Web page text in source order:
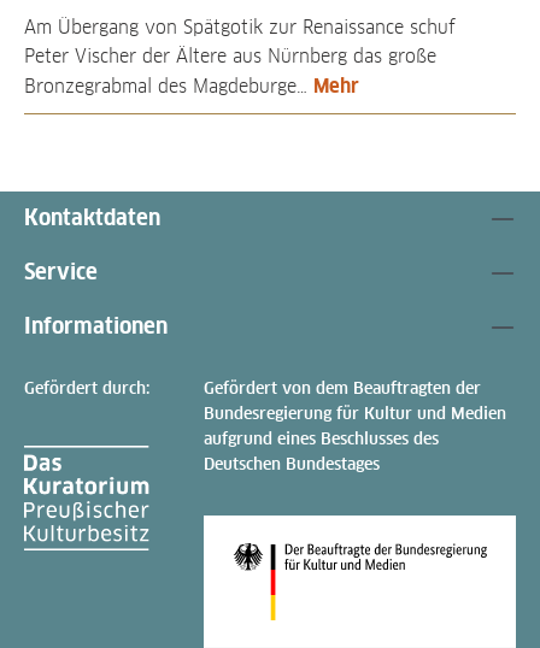
Am Übergang von Spätgotik zur Renaissance schuf
Peter Vischer der Ältere aus Nürnberg das große
Bronzegrabmal des Magdeburge… Mehr
Kontaktdaten
Service
Informationen
Gefördert durch:
Gefördert von dem Beauftragten der
Bundesregierung für Kultur und Medien
aufgrund eines Beschlusses des
Deutschen Bundestages